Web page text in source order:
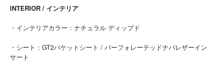
INTERIOR / インテリア
・インテリアカラー：ナチュラル ディップド
・シート：GT2バケットシート / パーフォレーテッドナパレザーイン
サート